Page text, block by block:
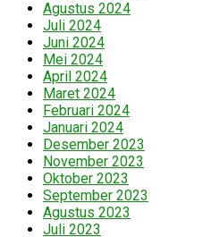
Agustus 2024
Juli 2024
Juni 2024
Mei 2024
April 2024
Maret 2024
Februari 2024
Januari 2024
Desember 2023
November 2023
Oktober 2023
September 2023
Agustus 2023
Juli 2023